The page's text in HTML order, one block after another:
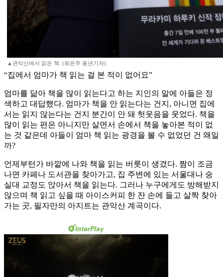
▲관악산에서 읽은 책. (최은주 동년기자)
“집에서 엄마가 책 읽는 걸 본 적이 없어요”
엄마를 닮아 책을 많이 읽는다고 하는 지인의 말에 아들은 정
색하고 대답했다. 엄마가 책을 안 읽는다는 건지, 아니면 집에
서는 읽지 않는다는 건지 분간이 안 돼 헛웃음을 웃었다. 책을
많이 읽는 편은 아니지만 살면서 손에서 책을 놓아본 적이 없
는 것 같은데 아들이 엄마 책 읽는 광경을 볼 수 없었던 건 왜일
까?
언제부턴가 바깥에 나와 책을 읽는 버릇이 생겼다. 짬이 조금
나면 카페나 도서관을 찾아가고, 집 주변에 있는 서울대나 숭
실대 교정도 앉아서 책을 읽는다. 그러나 누구에게도 방해받지
않으며 책 읽고 싶을 때 아이스커피 한 잔 손에 들고 살짝 찾아
가는 곳, 필자만의 아지트는 관악산 계곡이다.